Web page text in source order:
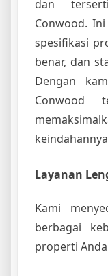
dan
Conwood.
spesifikasi
benar, dan
Dengan
Conwood
Layanan
Kami
berbagai
properti